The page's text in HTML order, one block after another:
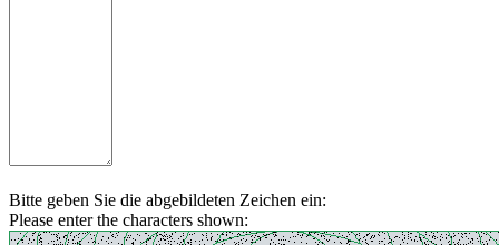
Bitte geben Sie die abgebildeten Zeichen ein:
Please enter the characters shown: